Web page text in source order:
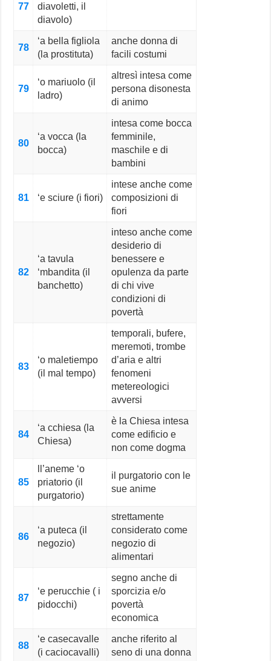
77
diavoletti, il
diavolo)
78
‘a bella figliola
(la prostituta)
anche donna di
facili costumi
79
‘o mariuolo (il
ladro)
altresì intesa come
persona disonesta
di animo
80
‘a vocca (la
bocca)
intesa come bocca
femminile,
maschile e di
bambini
81 ‘e sciure (i fiori)
intese anche come
composizioni di
fiori
82
‘a tavula
‘mbandita (il
banchetto)
inteso anche come
desiderio di
benessere e
opulenza da parte
di chi vive
condizioni di
povertà
83
‘o maletiempo
(il mal tempo)
temporali, bufere,
meremoti, trombe
d’aria e altri
fenomeni
metereologici
avversi
84
‘a cchiesa (la
Chiesa)
è la Chiesa intesa
come edificio e
non come dogma
85
ll’aneme ‘o
priatorio (il
purgatorio)
il purgatorio con le
sue anime
86
‘a puteca (il
negozio)
strettamente
considerato come
negozio di
alimentari
87
‘e perucchie ( i
pidocchi)
segno anche di
sporcizia e/o
povertà
economica
88
‘e casecavalle
(i caciocavalli)
anche riferito al
seno di una donna